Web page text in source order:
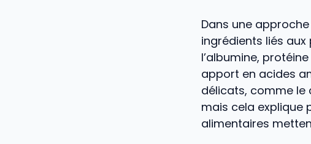
Dans une
ingrédients liés
l’albumine,
apport en acides
délicats, comme le
mais cela explique
alimentaires